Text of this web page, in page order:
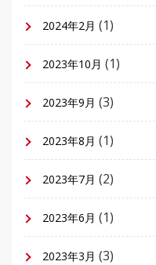
2024年2月 (1)
2023年10月 (1)
2023年9月 (3)
2023年8月 (1)
2023年7月 (2)
2023年6月 (1)
2023年3月 (3)